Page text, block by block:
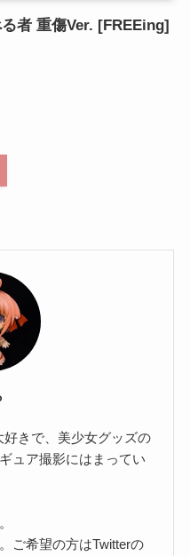
者 重傷Ver. [FREEing]
きで、美少女グッズの
ュア撮影にはまってい
ご希望の方はTwitterの